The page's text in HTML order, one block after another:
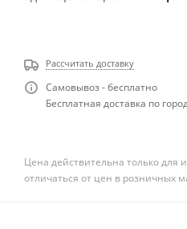
Рассчитать доставку
Самовывоз - бесплатно
Бесплатная доставка по
Цена действительна только для
отличаться от цен в розничных